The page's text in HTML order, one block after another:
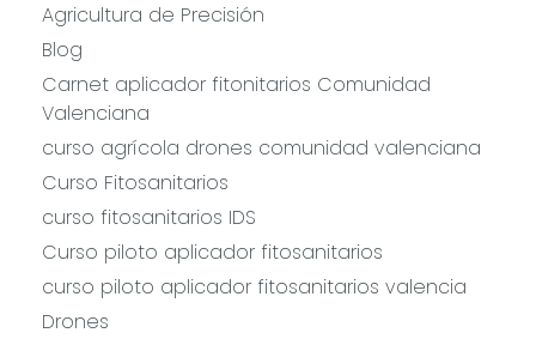
Agricultura de Precisión
Blog
Carnet aplicador fitonitarios Comunidad
Valenciana
curso agrícola drones comunidad valenciana
Curso Fitosanitarios
curso fitosanitarios IDS
Curso piloto aplicador fitosanitarios
curso piloto aplicador fitosanitarios valencia
Drones